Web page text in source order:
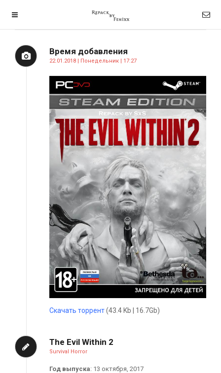
Время добавления
22.01.2018 | Понедельник | 17:27
Скачать торрент(43.4 Kb | 16.7Gb)
The Evil Within 2
Survival Horror
Год выпуска: 13 октября, 2017